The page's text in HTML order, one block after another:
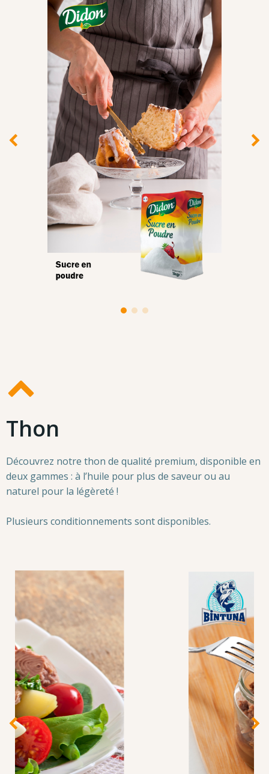
Thon
Découvrez notre thon de qualité premium, disponible en
deux gammes : à l’huile pour plus de saveur ou au
naturel pour la légèreté !
Plusieurs conditionnements sont disponibles.